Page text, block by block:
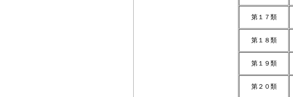
第１７類
第１８類
第１９類
第２０類